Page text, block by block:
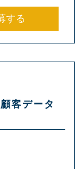
する
客データ